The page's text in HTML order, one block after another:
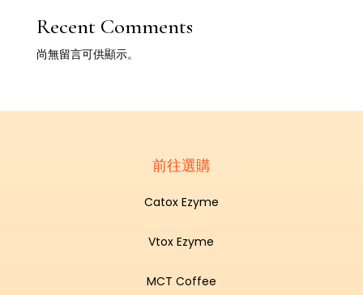
Recent Comments
尚無留言可供顯示。
前往選購
Catox Ezyme
Vtox Ezyme
MCT Coffee